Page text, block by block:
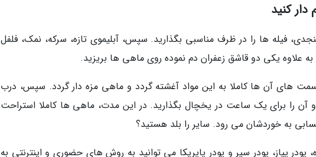
کنید
فیله ها را در ظرف مناسبی بگذارید. سپس، آبلیموی تازه، سرکه، نمک، فلفل
به علاوه یکی دو قاشق زعفران دم نموده روی ماهی ها بریزید.
های آن ها کاملا به این مواد آغشته گردد و ماهی مزه دار گردد. سپس، درب
و آن را برای یک ساعت در یخچال بگذارید. در این مدت، ماهی ها کاملا استراحت
به خوردشان می رود. سایر را بلد هستید؟
پودر پیاز، پودر سیر و پودر پاپریکا می توانید به روش های حضوری و اینترنتی به